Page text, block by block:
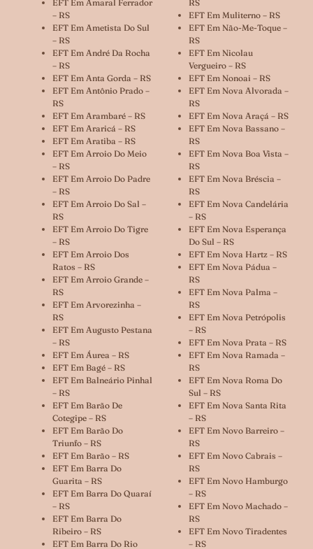
EFT Em Amaral Ferrador
– RS
EFT Em Ametista Do Sul
– RS
EFT Em André Da Rocha
– RS
EFT Em Anta Gorda – RS
EFT Em Antônio Prado –
RS
EFT Em Arambaré – RS
EFT Em Araricá – RS
EFT Em Aratiba – RS
EFT Em Arroio Do Meio
– RS
EFT Em Arroio Do Padre
– RS
EFT Em Arroio Do Sal –
RS
EFT Em Arroio Do Tigre
– RS
EFT Em Arroio Dos
Ratos – RS
EFT Em Arroio Grande –
RS
EFT Em Arvorezinha –
RS
EFT Em Augusto Pestana
– RS
EFT Em Áurea – RS
EFT Em Bagé – RS
EFT Em Balneário Pinhal
– RS
EFT Em Barão De
Cotegipe – RS
EFT Em Barão Do
Triunfo – RS
EFT Em Barão – RS
EFT Em Barra Do
Guarita – RS
EFT Em Barra Do Quaraí
– RS
EFT Em Barra Do
Ribeiro – RS
EFT Em Barra Do Rio
RS
EFT Em Muliterno – RS
EFT Em Não-Me-Toque –
RS
EFT Em Nicolau
Vergueiro – RS
EFT Em Nonoai – RS
EFT Em Nova Alvorada –
RS
EFT Em Nova Araçá – RS
EFT Em Nova Bassano –
RS
EFT Em Nova Boa Vista –
RS
EFT Em Nova Bréscia –
RS
EFT Em Nova Candelária
– RS
EFT Em Nova Esperança
Do Sul – RS
EFT Em Nova Hartz – RS
EFT Em Nova Pádua –
RS
EFT Em Nova Palma –
RS
EFT Em Nova Petrópolis
– RS
EFT Em Nova Prata – RS
EFT Em Nova Ramada –
RS
EFT Em Nova Roma Do
Sul – RS
EFT Em Nova Santa Rita
– RS
EFT Em Novo Barreiro –
RS
EFT Em Novo Cabrais –
RS
EFT Em Novo Hamburgo
– RS
EFT Em Novo Machado –
RS
EFT Em Novo Tiradentes
– RS